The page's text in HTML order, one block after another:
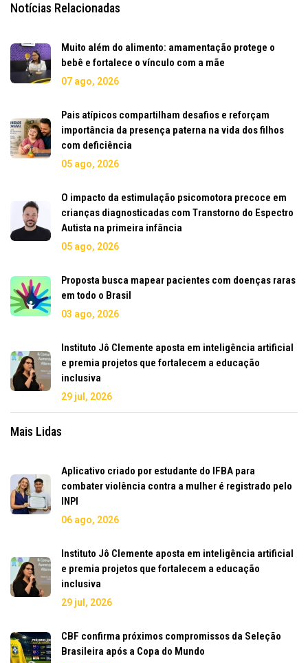
Notícias Relacionadas
Muito além do alimento: amamentação protege o
bebê e fortalece o vínculo com a mãe
07 ago, 2026
Pais atípicos compartilham desafios e reforçam
importância da presença paterna na vida dos filhos
com deficiência
05 ago, 2026
O impacto da estimulação psicomotora precoce em
crianças diagnosticadas com Transtorno do Espectro
Autista na primeira infância
05 ago, 2026
Proposta busca mapear pacientes com doenças raras
em todo o Brasil
03 ago, 2026
Instituto Jô Clemente aposta em inteligência artificial
e premia projetos que fortalecem a educação
inclusiva
29 jul, 2026
Mais Lidas
Aplicativo criado por estudante do IFBA para
combater violência contra a mulher é registrado pelo
INPI
06 ago, 2026
Instituto Jô Clemente aposta em inteligência artificial
e premia projetos que fortalecem a educação
inclusiva
29 jul, 2026
CBF confirma próximos compromissos da Seleção
Brasileira após a Copa do Mundo